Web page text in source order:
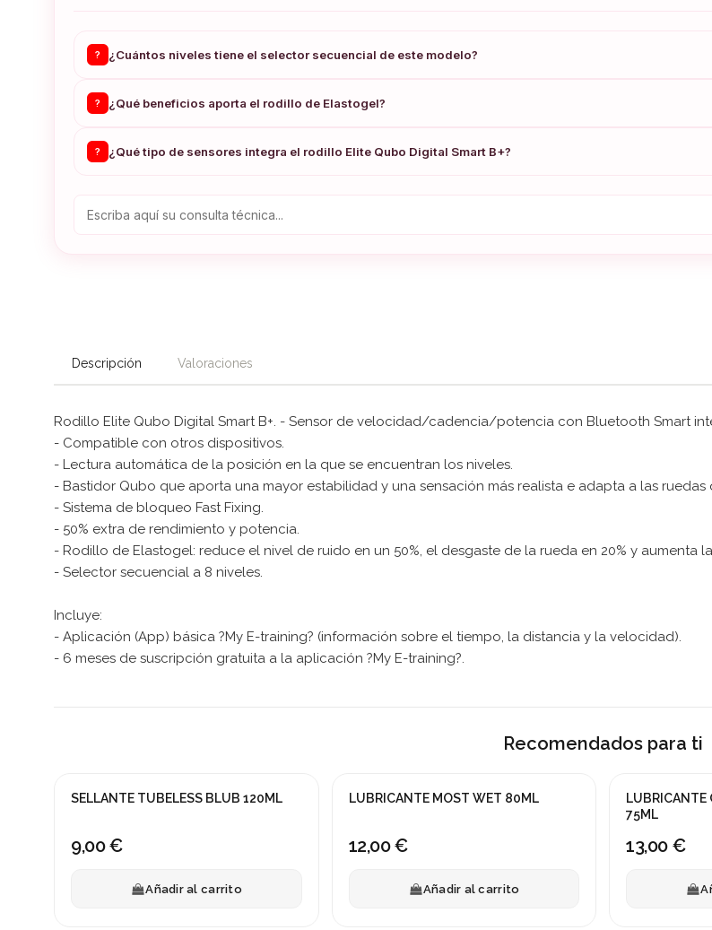
? ¿Cuántos niveles tiene el selector secuencial de este modelo?
? ¿Qué beneficios aporta el rodillo de Elastogel?
? ¿Qué tipo de sensores integra el rodillo Elite Qubo Digital Smart B+?
Descripción Valoraciones
Rodillo Elite Qubo Digital Smart B+. - Sensor de velocidad/cadencia/potencia con Bluetooth Smart
- Compatible con otros dispositivos.
- Lectura automática de la posición en la que se encuentran los niveles.
- Bastidor Qubo que aporta una mayor estabilidad y una sensación más realista e adapta a las ruedas
- Sistema de bloqueo Fast Fixing.
- 50% extra de rendimiento y potencia.
- Rodillo de Elastogel: reduce el nivel de ruido en un 50%, el desgaste de la rueda en 20% y aumenta
- Selector secuencial a 8 niveles.
Incluye:
- Aplicación (App) básica ?My E-training? (información sobre el tiempo, la distancia y la velocidad).
- 6 meses de suscripción gratuita a la aplicación ?My E-training?.
Recomendados para ti
SELLANTE TUBELESS BLUB 120ML
9,00 €
Añadir al carrito
LUBRICANTE MOST WET 80ML
12,00 €
Añadir al carrito
LUBRICANTE
75ML
13,00 €